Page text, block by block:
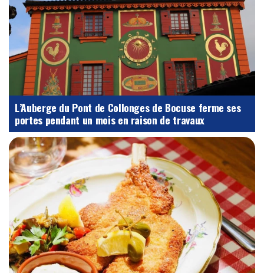
L’Auberge du Pont de Collonges de Bocuse ferme ses
portes pendant un mois en raison de travaux